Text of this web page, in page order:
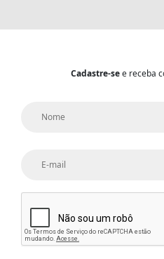
Cadastre-see receba